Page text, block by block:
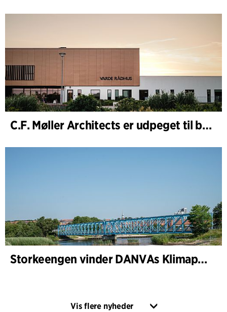
C.F. Møller Architects er udpeget til bygherrerådgiver i udvidelsen af Varde Rådhus
Storkeengen vinder DANVAs Klimapris 2025 – og bygger videre på tidligere arkitekturanerkendelse
Vis flere nyheder